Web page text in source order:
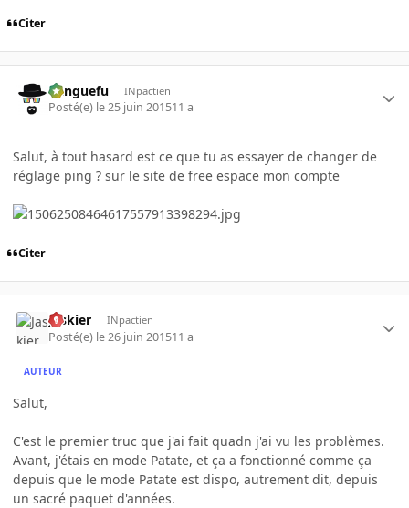
Citer
Banguefu INpactien
Posté(e) le 25 juin 201511 a
Salut, à tout hasard est ce que tu as essayer de changer de
réglage ping ? sur le site de free espace mon compte
Citer
Jaskier INpactien
Posté(e) le 26 juin 201511 a
AUTEUR
Salut,
C'est le premier truc que j'ai fait quadn j'ai vu les problèmes.
Avant, j'étais en mode Patate, et ça a fonctionné comme ça
depuis que le mode Patate est dispo, autrement dit, depuis
un sacré paquet d'années.